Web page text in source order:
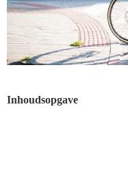
Inhoudsopgave